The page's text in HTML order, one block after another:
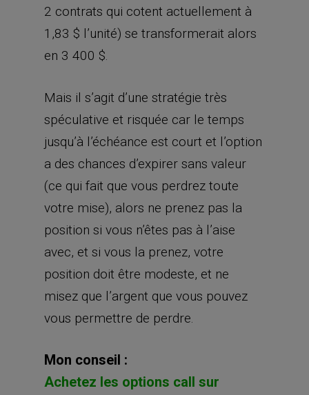
2 contrats qui cotent actuellement à
1,83 $ l’unité) se transformerait alors
en 3 400 $.
Mais il s’agit d’une stratégie très
spéculative et risquée car le temps
jusqu’à l’échéance est court et l’option
a des chances d’expirer sans valeur
(ce qui fait que vous perdrez toute
votre mise), alors ne prenez pas la
position si vous n’êtes pas à l’aise
avec, et si vous la prenez, votre
position doit être modeste, et ne
misez que l’argent que vous pouvez
vous permettre de perdre.
Mon conseil :
Achetez les options call sur